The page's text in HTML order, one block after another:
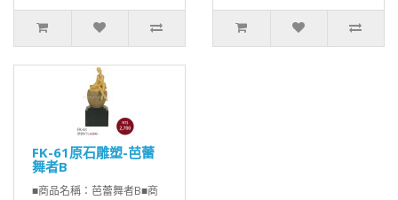
FK-61原石雕塑-芭蕾
舞者B
■商品名稱：芭蕾舞者B■商